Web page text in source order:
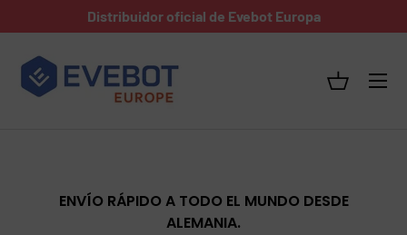
IR AL CONTENIDO
Distribuidor oficial de Evebot Europa
Camino
Menú
ENVÍO RÁPIDO A TODO EL MUNDO DESDE
ALEMANIA.